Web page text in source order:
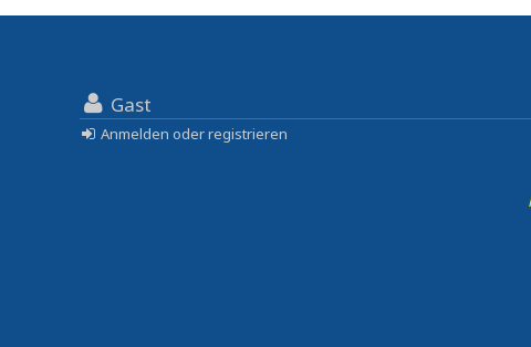
Gast
Anmelden oder registrieren